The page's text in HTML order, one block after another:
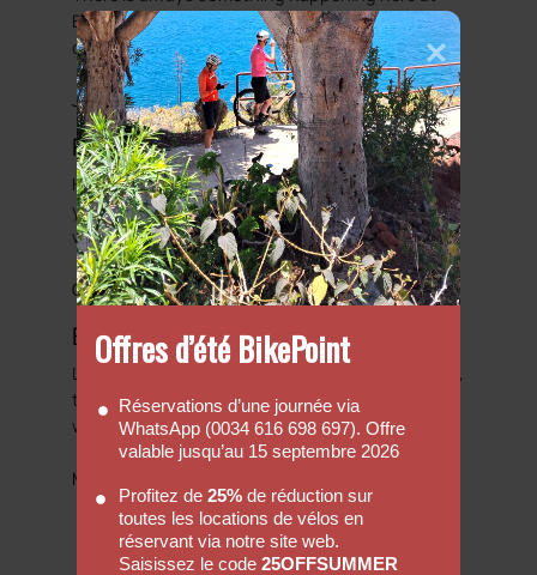
Bike Point. So we will try to showcase some of
our adventures.
Journals
Faq's
Hopefully our FAQ will be able to answer some of
your basic enquiries with regards to hiring a bike
with us.
Go to FAQs
Bicycle Friendly Hotels
Looking to complete that perfect cycling holiday,
then we have put together a list of hotels that
we would regard as been cycle friendly.
More information
Offres d’été BikePoint
Réservations d’une journée via
WhatsApp (0034 616 698 697). Offre
valable jusqu’au 15 septembre 2026
Profitez de 25% de réduction sur
toutes les locations de vélos en
réservant via notre site web.
Saisissez le code 25OFFSUMMER